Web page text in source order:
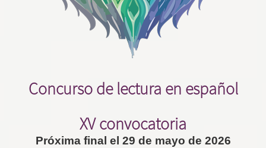
Concurso de lectura en español
XV convocatoria
Próxima final el 29 de mayo de 2026